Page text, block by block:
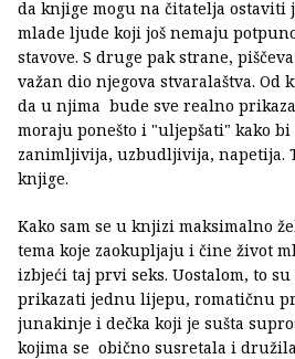
da knjige mogu na čitatelja ostaviti
mlade ljude koji još nemaju
stavove. S druge pak strane,
važan dio njegova stvaralaštva. Od
da u njima bude sve realno
moraju ponešto i "uljepšati" kako
zanimljivija, uzbudljivija, napetija.
knjige.
Kako sam se u knjizi maksimalno
tema koje zaokupljaju i čine život
izbjeći taj prvi seks. Uostalom, to
prikazati jednu lijepu, romatičnu
junakinje i dečka koji je sušta
kojima se obično susretala i